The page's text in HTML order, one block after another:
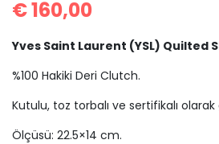
€160,00
Yves Saint Laurent (YSL) Quilted
%100 Hakiki Deri Clutch.
Kutulu, toz torbalı ve sertifikalı
Ölçüsü: 22.5×14 cm.